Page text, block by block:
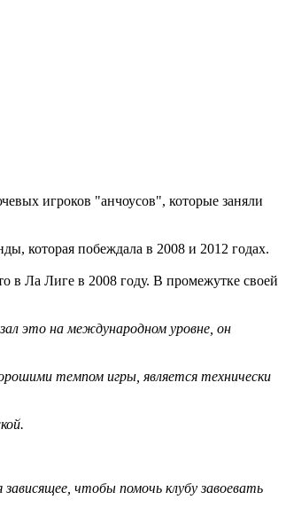
игроков "анчоусов", которые заняли
которая побеждала в 2008 и 2012 годах.
в Ла Лиге в 2008 году. В промежутке своей
это на международном уровне, он
темпом игры, является технически
чтобы помочь клубу завоевать